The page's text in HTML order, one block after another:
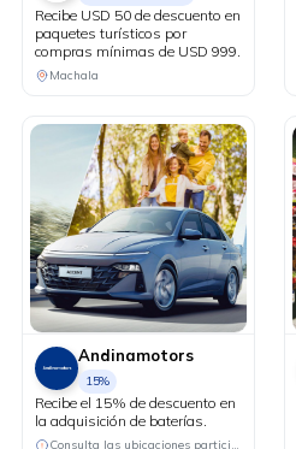
Recibe USD 50 de descuento en
paquetes turísticos por
compras mínimas de USD 999.
Machala
Andinamotors
15%
Recibe el 15% de descuento en
la adquisición de baterías.
Consulta las ubicaciones participantes